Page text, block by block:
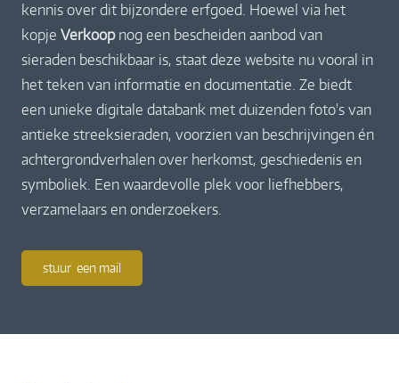
kennis over dit bijzondere erfgoed. Hoewel via het
kopje Verkoopnog een bescheiden aanbod van
sieraden beschikbaar is, staat deze website nu vooral in
het teken van informatie en documentatie. Ze biedt
een unieke digitale databank met duizenden foto's van
antieke streeksieraden, voorzien van beschrijvingen én
achtergrondverhalen over herkomst, geschiedenis en
symboliek. Een waardevolle plek voor liefhebbers,
verzamelaars en onderzoekers.
stuur een mail